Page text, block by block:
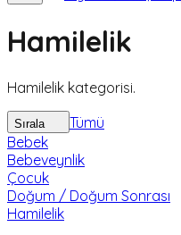
Hamilelik
Hamilelik kategorisi.
Sırala
Tümü
Bebek
Bebeveynlik
Çocuk
Doğum / Doğum Sonrası
Hamilelik